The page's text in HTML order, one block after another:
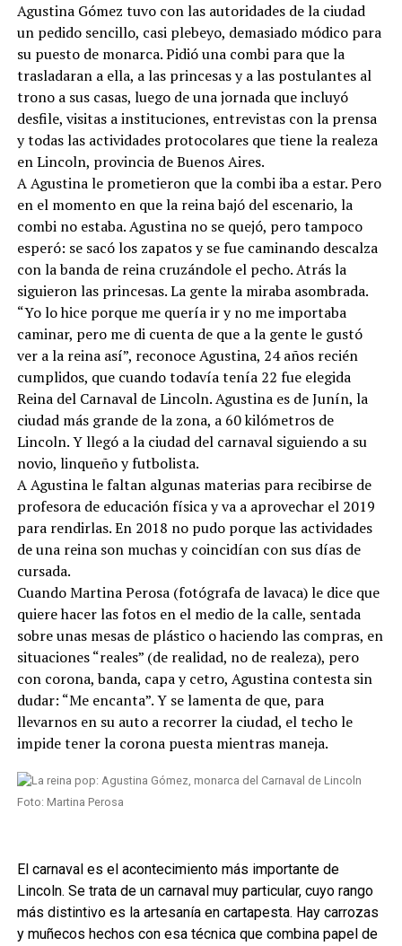
Agustina Gómez tuvo con las autoridades de la ciudad
un pedido sencillo, casi plebeyo, demasiado módico para
su puesto de monarca. Pidió una combi para que la
trasladaran a ella, a las princesas y a las postulantes al
trono a sus casas, luego de una jornada que incluyó
desfile, visitas a instituciones, entrevistas con la prensa
y todas las actividades protocolares que tiene la realeza
en Lincoln, provincia de Buenos Aires.
A Agustina le prometieron que la combi iba a estar. Pero
en el momento en que la reina bajó del escenario, la
combi no estaba. Agustina no se quejó, pero tampoco
esperó: se sacó los zapatos y se fue caminando descalza
con la banda de reina cruzándole el pecho. Atrás la
siguieron las princesas. La gente la miraba asombrada.
“Yo lo hice porque me quería ir y no me importaba
caminar, pero me di cuenta de que a la gente le gustó
ver a la reina así”, reconoce Agustina, 24 años recién
cumplidos, que cuando todavía tenía 22 fue elegida
Reina del Carnaval de Lincoln. Agustina es de Junín, la
ciudad más grande de la zona, a 60 kilómetros de
Lincoln. Y llegó a la ciudad del carnaval siguiendo a su
novio, linqueño y futbolista.
A Agustina le faltan algunas materias para recibirse de
profesora de educación física y va a aprovechar el 2019
para rendirlas. En 2018 no pudo porque las actividades
de una reina son muchas y coincidían con sus días de
cursada.
Cuando Martina Perosa (fotógrafa de lavaca) le dice que
quiere hacer las fotos en el medio de la calle, sentada
sobre unas mesas de plástico o haciendo las compras, en
situaciones “reales” (de realidad, no de realeza), pero
con corona, banda, capa y cetro, Agustina contesta sin
dudar: “Me encanta”. Y se lamenta de que, para
llevarnos en su auto a recorrer la ciudad, el techo le
impide tener la corona puesta mientras maneja.
Foto: Martina Perosa
El carnaval es el acontecimiento más importante de
Lincoln. Se trata de un carnaval muy particular, cuyo rango
más distintivo es la artesanía en cartapesta. Hay carrozas
y muñecos hechos con esa técnica que combina papel de